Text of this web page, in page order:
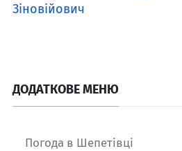
Зіновійович
ДОДАТКОВЕ МЕНЮ
Погода в Шепетівці